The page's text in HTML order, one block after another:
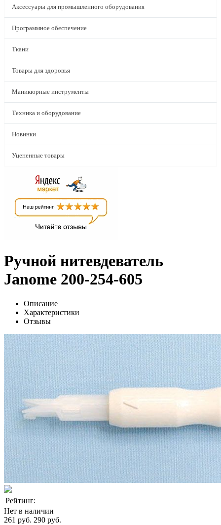
Аксессуары для промышленного оборудования
Программное обеспечение
Ткани
Товары для здоровья
Маникюрные инструменты
Техника и оборудование
Новинки
Уцененные товары
Ручной нитевдеватель
Janome 200-254-605
Описание
Характеристики
Отзывы
Рейтинг:
Нет в наличии
261 руб. 290 руб.